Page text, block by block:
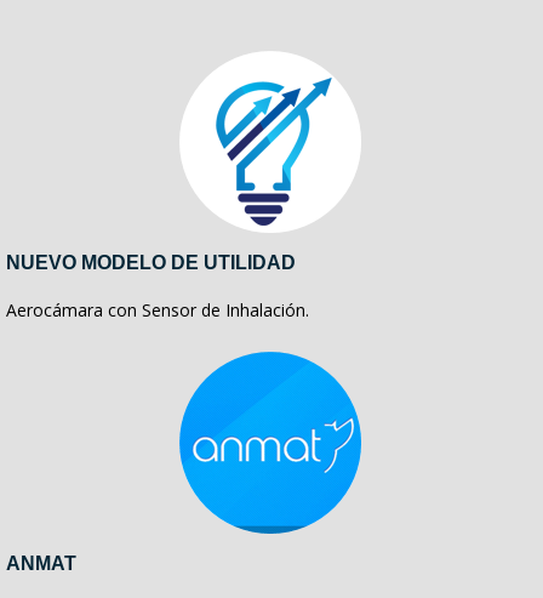
NUEVO MODELO DE UTILIDAD
Aerocámara con Sensor de Inhalación.
ANMAT